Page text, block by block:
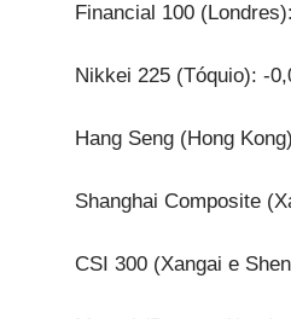
Financial 100
Nikkei 225 (Tóquio): -
Hang Seng (Hong
Shanghai Composite
CSI 300 (Xangai e